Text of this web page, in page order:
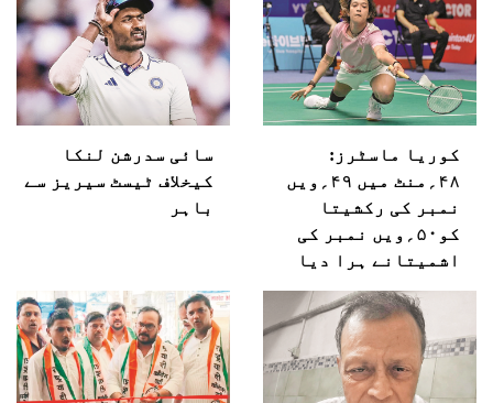
کوریا ماسٹرز:
۴۸؍منٹ میں ۴۹؍ویں
نمبر کی رکشیتا
کو۵۰؍ویں نمبر کی
اشمیتانے ہرا دیا
سائی سدرشن لنکا
کیخلاف ٹیسٹ سیریز سے
باہر